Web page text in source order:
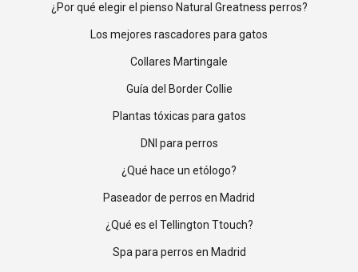
¿Por qué elegir el pienso Natural Greatness perros?
Los mejores rascadores para gatos
Collares Martingale
Guía del Border Collie
Plantas tóxicas para gatos
DNI para perros
¿Qué hace un etólogo?
Paseador de perros en Madrid
¿Qué es el Tellington Ttouch?
Spa para perros en Madrid